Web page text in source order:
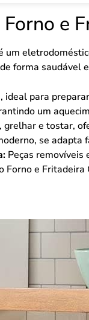
e
um
forma saudável
ideal para
um
grelhar e tostar,
se adapta
Peças
Forno e Fritadeira